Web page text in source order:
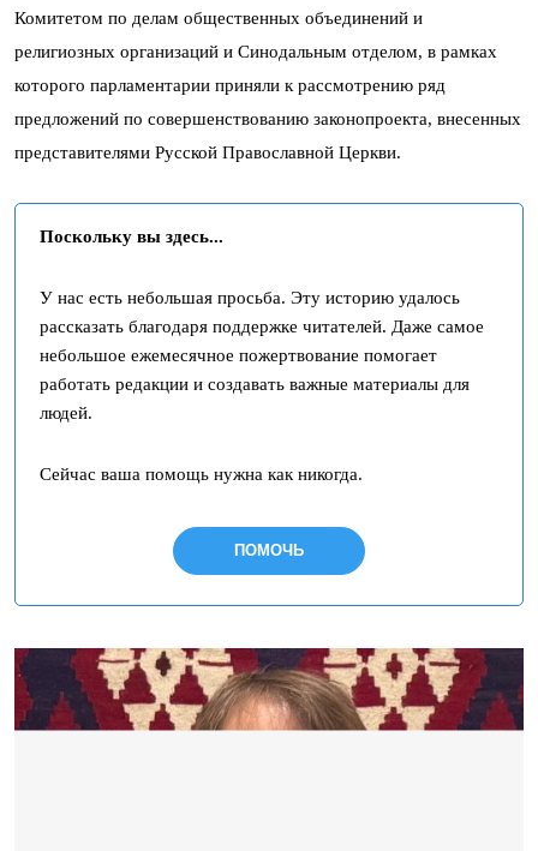
Комитетом по делам общественных объединений и
религиозных организаций и Синодальным отделом, в рамках
которого парламентарии приняли к рассмотрению ряд
предложений по совершенствованию законопроекта, внесенных
представителями Русской Православной Церкви.
Поскольку вы здесь...
У нас есть небольшая просьба. Эту историю удалось
рассказать благодаря поддержке читателей. Даже самое
небольшое ежемесячное пожертвование помогает
работать редакции и создавать важные материалы для
людей.
Сейчас ваша помощь нужна как никогда.
ПОМОЧЬ